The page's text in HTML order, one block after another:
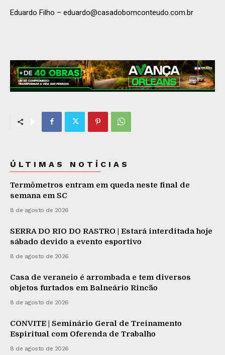
Eduardo Filho – eduardo@casadobomconteudo.com.br
ÚLTIMAS NOTÍCIAS
Termômetros entram em queda neste final de
semana em SC
8 de agosto de 2026
SERRA DO RIO DO RASTRO | Estará interditada hoje
sábado devido a evento esportivo
8 de agosto de 2026
Casa de veraneio é arrombada e tem diversos
objetos furtados em Balneário Rincão
8 de agosto de 2026
CONVITE | Seminário Geral de Treinamento
Espiritual com Oferenda de Trabalho
8 de agosto de 2026